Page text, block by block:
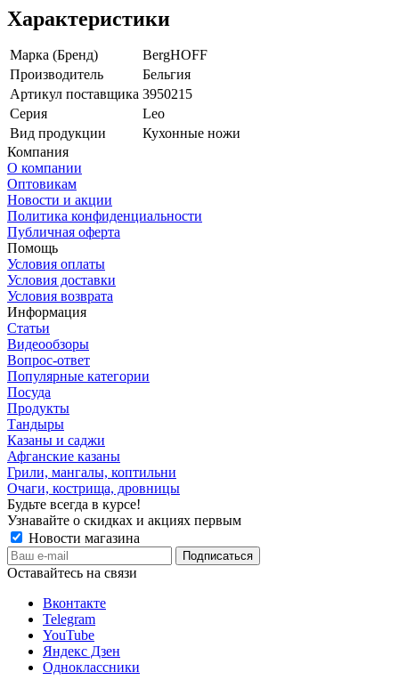
Характеристики
Марка (Бренд)
BergHOFF
Производитель
Бельгия
Артикул поставщика 3950215
Серия
Leo
Вид продукции
Кухонные ножи
Компания
О компании
Оптовикам
Новости и акции
Политика конфиденциальности
Публичная оферта
Помощь
Условия оплаты
Условия доставки
Условия возврата
Информация
Статьи
Видеообзоры
Вопрос-ответ
Популярные категории
Посуда
Продукты
Тандыры
Казаны и саджи
Афганские казаны
Грили, мангалы, коптильни
Очаги, кострища, дровницы
Будьте всегда в курсе!
Узнавайте о скидках и акциях первым
Новости магазина
Оставайтесь на связи
Вконтакте
Telegram
YouTube
Яндекс Дзен
Одноклассники